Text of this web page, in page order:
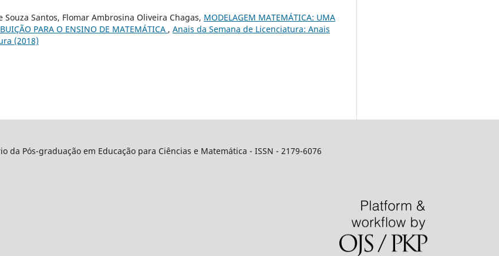
Santos, Flomar Ambrosina Oliveira Chagas, MODELAGEM MATEMÁTICA: UMA
PARA O ENSINO DE MATEMÁTICA , Anais da Semana de Licenciatura: Anais
(2018)
da Pós-graduação em Educação para Ciências e Matemática - ISSN - 2179-6076